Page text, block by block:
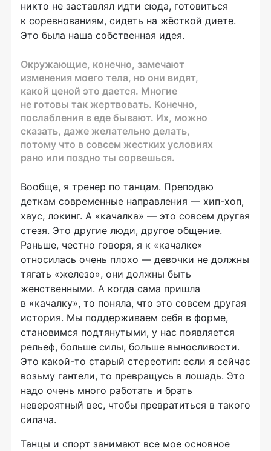
никто не заставлял идти сюда, готовиться
к соревнованиям, сидеть на жёсткой диете.
Это была наша собственная идея.
Окружающие, конечно, замечают
изменения моего тела, но они видят,
какой ценой это дается. Многие
не готовы так жертвовать. Конечно,
послабления в еде бывают. Их, можно
сказать, даже желательно делать,
потому что в совсем жестких условиях
рано или поздно ты сорвешься.
Вообще, я тренер по танцам. Преподаю
деткам современные направления — хип-хоп,
хаус, локинг. А «качалка» — это совсем другая
стезя. Это другие люди, другое общение.
Раньше, честно говоря, я к «качалке»
относилась очень плохо — девочки не должны
тягать «железо», они должны быть
женственными. А когда сама пришла
в «качалку», то поняла, что это совсем другая
история. Мы поддерживаем себя в форме,
становимся подтянутыми, у нас появляется
рельеф, больше силы, больше выносливости.
Это какой-то старый стереотип: если я сейчас
возьму гантели, то превращусь в лошадь. Это
надо очень много работать и брать
невероятный вес, чтобы превратиться в такого
силача.
Танцы и спорт занимают все мое основное